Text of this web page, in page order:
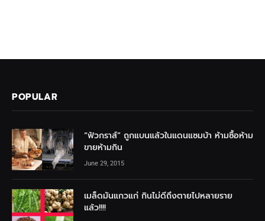
POPULAR
“ฟัวกราส์” ถูกแบนแล้วในแดนแซมบ้า ห้ามซื้อห้าม
ขายห้ามกิน
June 29, 2015
เมล็ดมันแกวแก่ กินไม่ดีถึงตายไปหลายราย
แล้ว!!!!